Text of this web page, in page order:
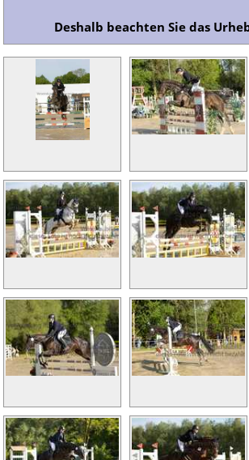
Deshalb beachten Sie das